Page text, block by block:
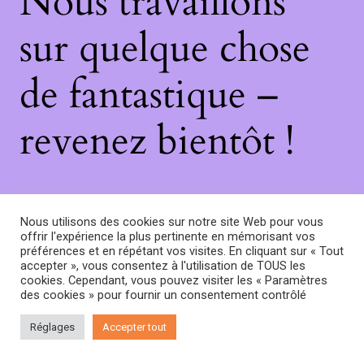
sur quelque chose
de fantastique –
revenez bientôt !
Nous utilisons des cookies sur notre site Web pour vous
offrir l'expérience la plus pertinente en mémorisant vos
préférences et en répétant vos visites. En cliquant sur « Tout
accepter », vous consentez à l'utilisation de TOUS les
cookies. Cependant, vous pouvez visiter les « Paramètres
des cookies » pour fournir un consentement contrôlé
Réglages Accepter tout